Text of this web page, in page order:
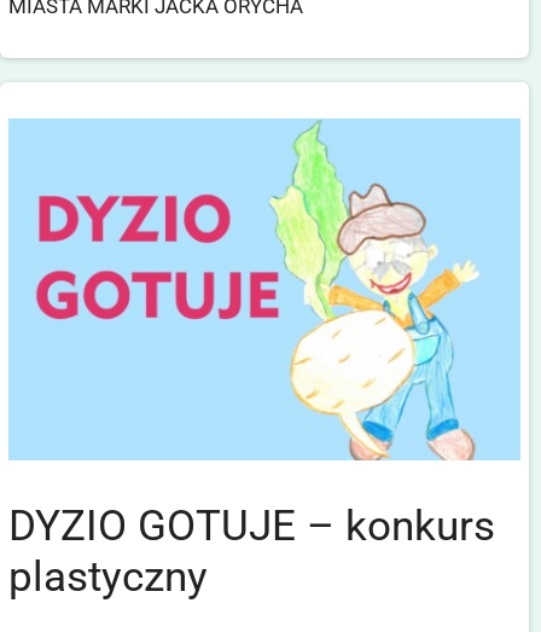
MIASTA MARKI JACKA ORYCHA
DYZIO GOTUJE – konkurs
plastyczny